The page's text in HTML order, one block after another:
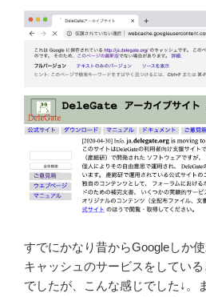
すでにかなり昔からGoogleしか
キャッシュのサービスをしてい
でしたが、こんな感じでした↓。